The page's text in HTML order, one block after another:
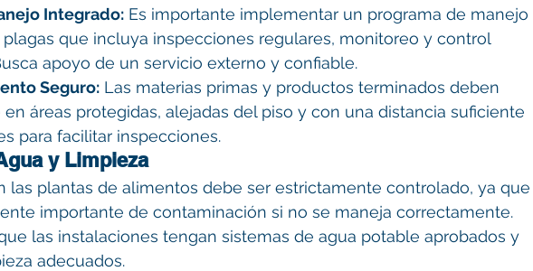
Integrado: Es importante implementar un programa de manejo
que incluya inspecciones regulares, monitoreo y control
apoyo de un servicio externo y confiable.
Seguro: Las materias primas y productos terminados deben
áreas protegidas, alejadas del piso y con una distancia suficiente
para facilitar inspecciones.
y Limpieza
las plantas de alimentos debe ser estrictamente controlado, ya que
importante de contaminación si no se maneja correctamente.
las instalaciones tengan sistemas de agua potable aprobados y
adecuados.